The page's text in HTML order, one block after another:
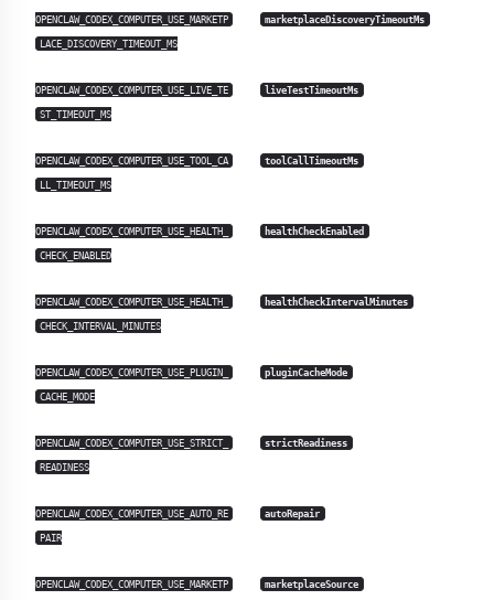
marketplaceDiscoveryTimeoutMs
OPENCLAW_CODEX_COMPUTER_USE_MARKETP
LACE_DISCOVERY_TIMEOUT_MS
liveTestTimeoutMs
OPENCLAW_CODEX_COMPUTER_USE_LIVE_TE
ST_TIMEOUT_MS
toolCallTimeoutMs
OPENCLAW_CODEX_COMPUTER_USE_TOOL_CA
LL_TIMEOUT_MS
healthCheckEnabled
OPENCLAW_CODEX_COMPUTER_USE_HEALTH_
CHECK_ENABLED
healthCheckIntervalMinutes
OPENCLAW_CODEX_COMPUTER_USE_HEALTH_
CHECK_INTERVAL_MINUTES
pluginCacheMode
OPENCLAW_CODEX_COMPUTER_USE_PLUGIN_
CACHE_MODE
strictReadiness
OPENCLAW_CODEX_COMPUTER_USE_STRICT_
READINESS
autoRepair
OPENCLAW_CODEX_COMPUTER_USE_AUTO_RE
PAIR
marketplaceSource
OPENCLAW_CODEX_COMPUTER_USE_MARKETP